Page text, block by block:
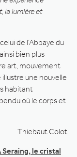
la lumière et
de l’Abbaye du
bien plus
art, mouvement
une nouvelle
habitant
où le corps et
Thiebaut Colot
Seraing, le cristal